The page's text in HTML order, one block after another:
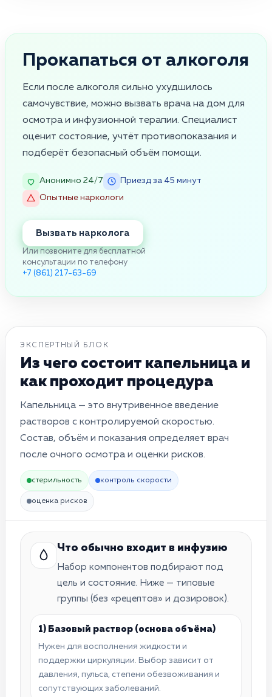
Прокапаться от алкоголя
Если после алкоголя сильно ухудшилось
самочувствие, можно вызвать врача на дом для
осмотра и инфузионной терапии. Специалист
оценит состояние, учтёт противопоказания и
подберёт безопасный объём помощи.
Анонимно 24/7
Приезд за 45 минут
Опытные наркологи
Вызвать нарколога
Или позвоните для бесплатной
консультации по телефону
+7 (861) 217-63-69
ЭКСПЕРТНЫЙ БЛОК
Из чего состоит капельница и
как проходит процедура
Капельница — это внутривенное введение
растворов с контролируемой скоростью.
Состав, объём и показания определяет врач
после очного осмотра и оценки рисков.
стерильность контроль скорости
оценка рисков
Что обычно входит в инфузию
Набор компонентов подбирают под
цель и состояние. Ниже — типовые
группы (без «рецептов» и дозировок).
1) Базовый раствор (основа объёма)
Нужен для восполнения жидкости и
поддержки циркуляции. Выбор зависит от
давления, пульса, степени обезвоживания и
сопутствующих заболеваний.